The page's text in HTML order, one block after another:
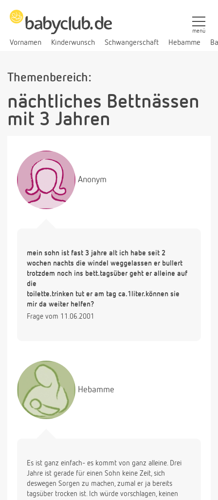
Vornamen Kinderwunsch Schwangerschaft Hebamme
menü
Themenbereich:
nächtliches Bettnässen
mit 3 Jahren
Anonym
mein sohn ist fast 3 jahre alt ich habe seit 2
wochen nachts die windel weggelassen er bullert
trotzdem noch ins bett.tagsüber geht er alleine auf
die
toilette.trinken tut er am tag ca.1liter.können sie
mir da weiter helfen?
Frage vom 11.06.2001
Hebamme
Es ist ganz einfach- es kommt von ganz alleine. Drei
Jahre ist gerade für einen Sohn keine Zeit, sich
deswegen Sorgen zu machen, zumal er ja bereits
tagsüber trocken ist. Ich würde vorschlagen, keinen